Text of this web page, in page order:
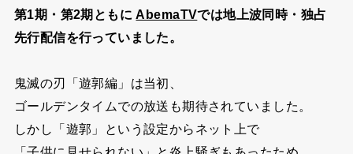
第1期・第2期ともに AbemaTVでは地上波同時・独占
先行配信を行っていました。
鬼滅の刃「遊郭編」は当初、
ゴールデンタイムでの放送も期待されていました。
しかし「遊郭」という設定からネット上で